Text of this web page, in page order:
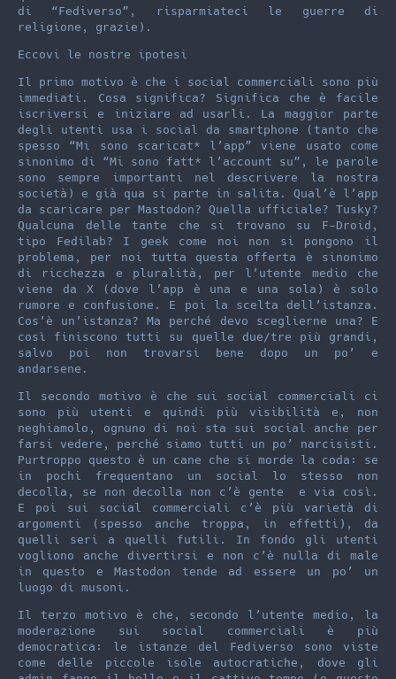
di “Fediverso”, risparmiateci le guerre di
religione, grazie).
Eccovi le nostre ipotesi
Il primo motivo è che i social commerciali sono più
immediati. Cosa significa? Significa che è facile
iscriversi e iniziare ad usarli. La maggior parte
degli utenti usa i social da smartphone (tanto che
spesso “Mi sono scaricat* l’app” viene usato come
sinonimo di “Mi sono fatt* l’account su”, le parole
sono sempre importanti nel descrivere la nostra
società) e già qua si parte in salita. Qual’è l’app
da scaricare per Mastodon? Quella ufficiale? Tusky?
Qualcuna delle tante che si trovano su F-Droid,
tipo Fedilab? I geek come noi non si pongono il
problema, per noi tutta questa offerta è sinonimo
di ricchezza e pluralità, per l’utente medio che
viene da X (dove l’app è una e una sola) è solo
rumore e confusione. E poi la scelta dell’istanza.
Cos’è un’istanza? Ma perché devo sceglierne una? E
così finiscono tutti su quelle due/tre più grandi,
salvo poi non trovarsi bene dopo un po’ e
andarsene.
Il secondo motivo è che sui social commerciali ci
sono più utenti e quindi più visibilità e, non
neghiamolo, ognuno di noi sta sui social anche per
farsi vedere, perché siamo tutti un po’ narcisisti.
Purtroppo questo è un cane che si morde la coda: se
in pochi frequentano un social lo stesso non
decolla, se non decolla non c’è gente e via così.
E poi sui social commerciali c’è più varietà di
argomenti (spesso anche troppa, in effetti), da
quelli seri a quelli futili. In fondo gli utenti
vogliono anche divertirsi e non c’è nulla di male
in questo e Mastodon tende ad essere un po’ un
luogo di musoni.
Il terzo motivo è che, secondo l’utente medio, la
moderazione sui social commerciali è più
democratica: le istanze del Fediverso sono viste
come delle piccole isole autocratiche, dove gli